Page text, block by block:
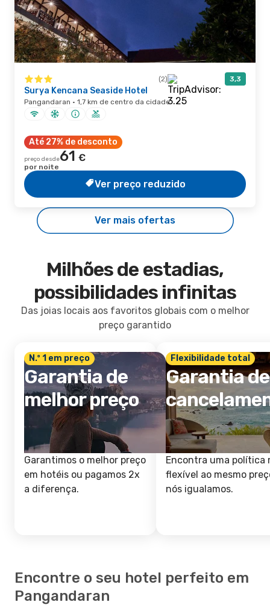
(2) 3,3
Surya Kencana Seaside Hotel
Pangandaran · 1,7 km de centro da cidade
Até 27% de desconto
preço desde61 €
por noite
Ver preço reduzido
Ver mais ofertas
Milhões de estadias,
possibilidades infinitas
Das joias locais aos favoritos globais com o melhor
preço garantido
N.º 1 em preço
Garantia de
melhor preço
Garantimos o melhor preço
em hotéis ou pagamos 2x
a diferença.
Flexibilidade total
Garantia de
Encontra uma política
flexível ao mesmo
nós igualamos.
Encontre o seu hotel perfeito em
Pangandaran